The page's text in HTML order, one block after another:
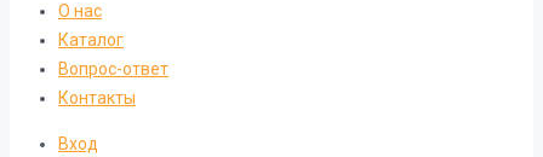
О нас
Каталог
Вопрос-ответ
Контакты
Вход